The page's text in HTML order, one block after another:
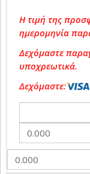
Η τιμή της
ημερομηνία
Δεχόμαστε
υποχρεωτικά.
Δεχόμαστε: